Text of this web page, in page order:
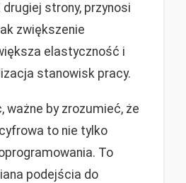
strony, przynosi
zwiększenie
elastyczność i
stanowisk pracy.
ważne by zrozumieć, że
to nie tylko
To
podejścia do